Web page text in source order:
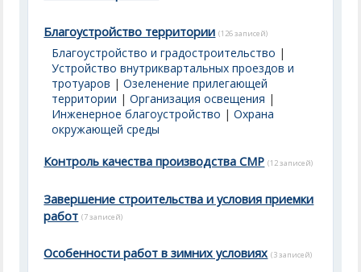
Благоустройство территории (126 записей)
Благоустройство и градостроительство |
Устройство внутриквартальных проездов и
тротуаров |Озеленение прилегающей
территории |Организация освещения |
Инженерное благоустройство |Охрана
окружающей среды
Контроль качества производства СМР (12 записей)
Завершение строительства и условия приемки
работ (7 записей)
Особенности работ в зимних условиях (3 записей)